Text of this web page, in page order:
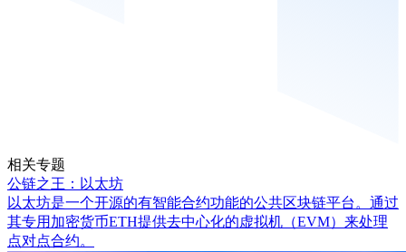
相关专题
公链之王：以太坊
以太坊是一个开源的有智能合约功能的公共区块链平台。通过
其专用加密货币ETH提供去中心化的虚拟机（EVM）来处理
点对点合约。